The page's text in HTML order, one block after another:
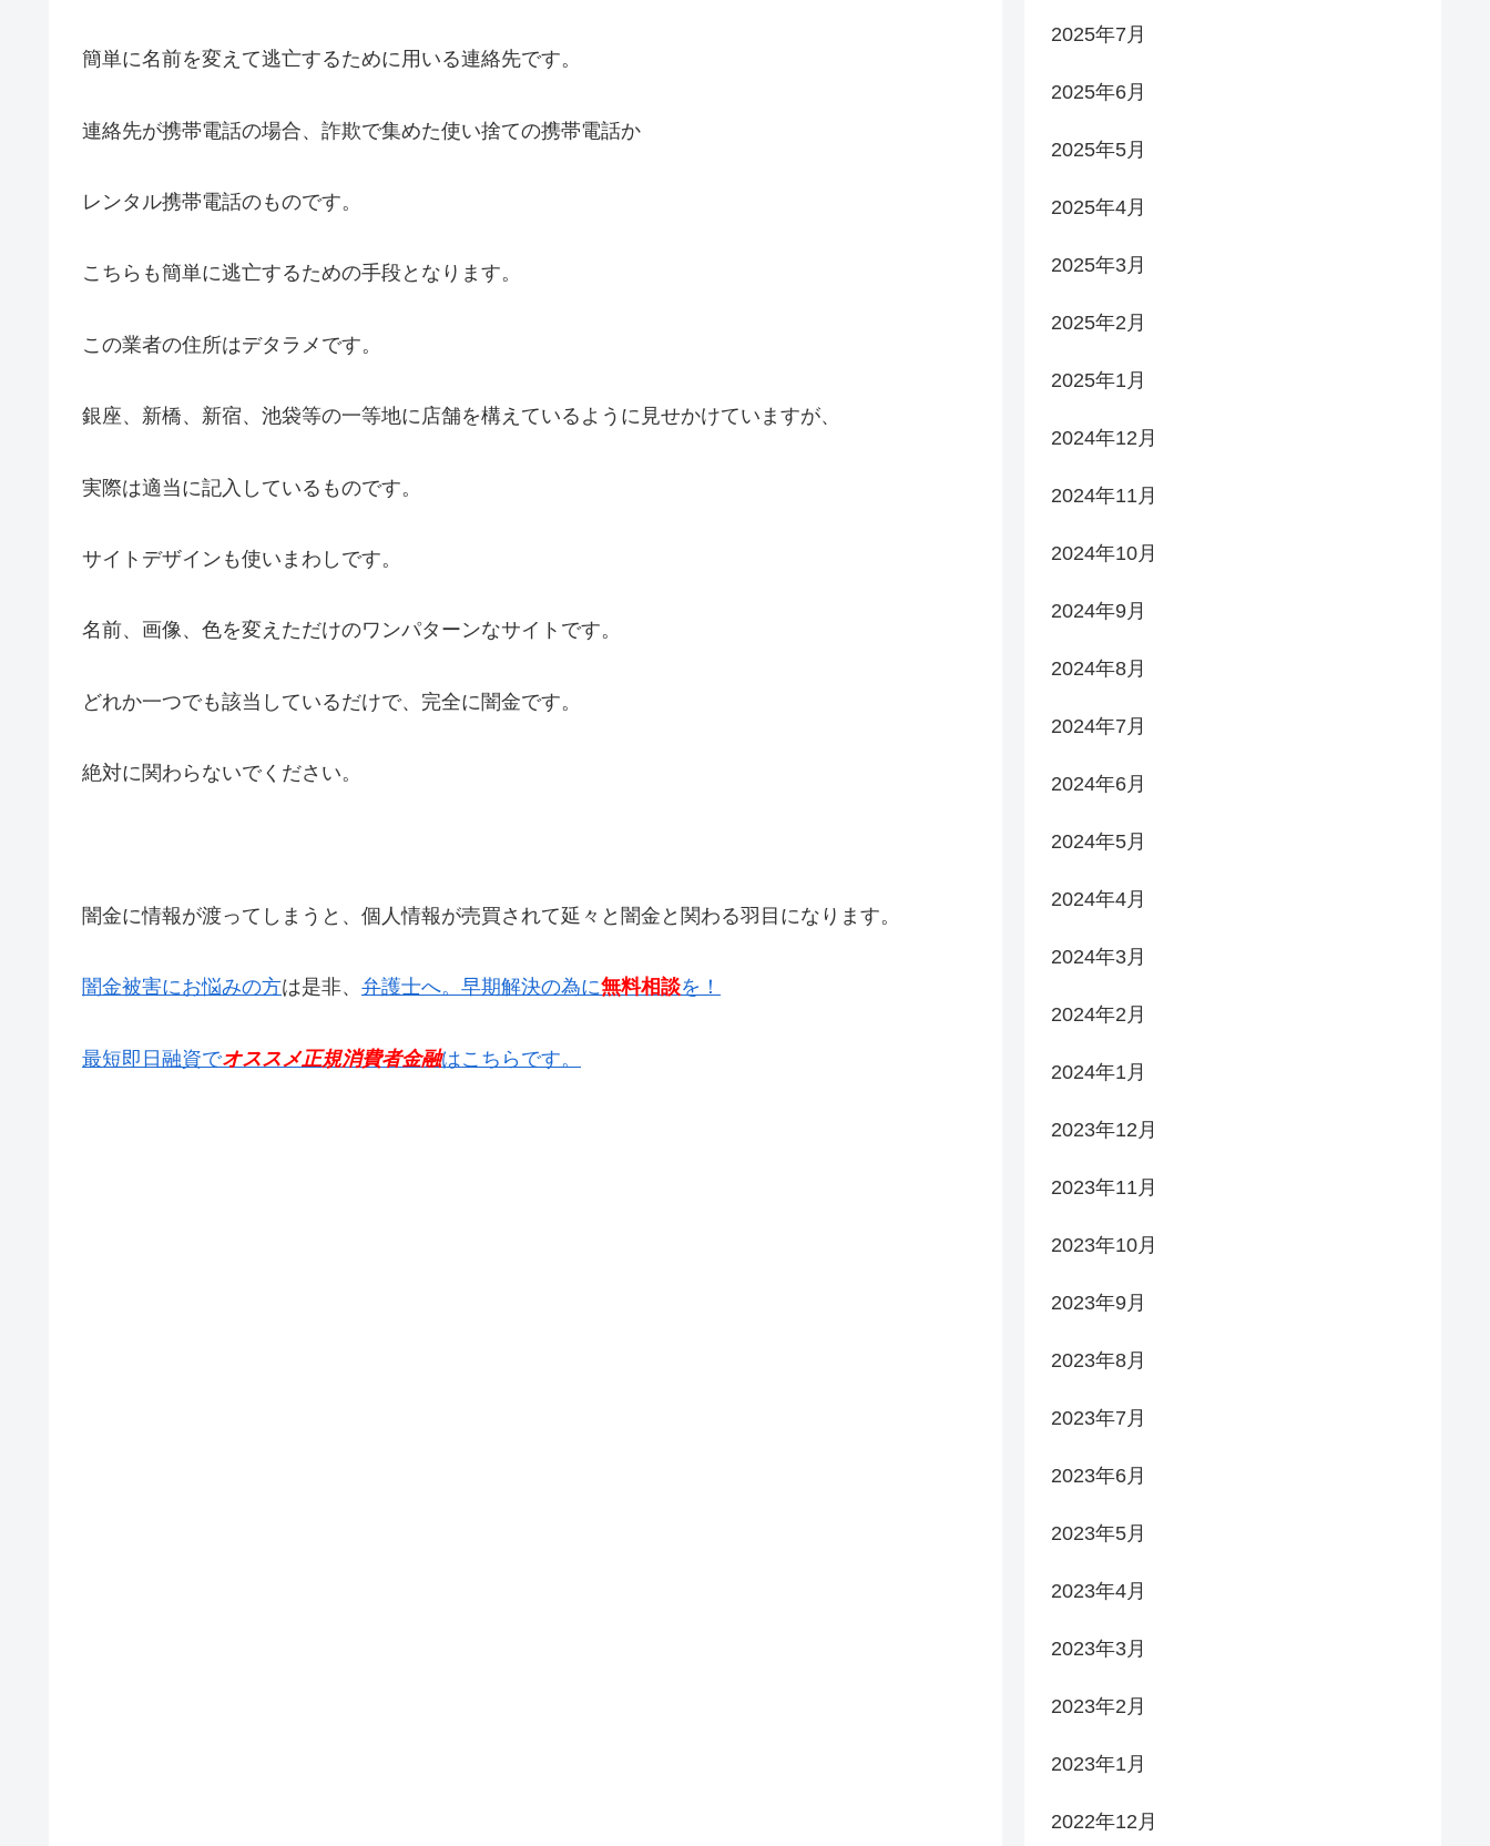
簡単に名前を変えて逃亡するために用いる連絡先です。
連絡先が携帯電話の場合、詐欺で集めた使い捨ての携帯電話か
レンタル携帯電話のものです。
こちらも簡単に逃亡するための手段となります。
この業者の住所はデタラメです。
銀座、新橋、新宿、池袋等の一等地に店舗を構えているように見せかけていますが、
実際は適当に記入しているものです。
サイトデザインも使いまわしです。
名前、画像、色を変えただけのワンパターンなサイトです。
どれか一つでも該当しているだけで、完全に闇金です。
絶対に関わらないでください。
闇金に情報が渡ってしまうと、個人情報が売買されて延々と闇金と関わる羽目になります。
闇金被害にお悩みの方は是非、 弁護士へ。早期解決の為に無料相談を！
最短即日融資でオススメ正規消費者金融はこちらです。
2025年7月
2025年6月
2025年5月
2025年4月
2025年3月
2025年2月
2025年1月
2024年12月
2024年11月
2024年10月
2024年9月
2024年8月
2024年7月
2024年6月
2024年5月
2024年4月
2024年3月
2024年2月
2024年1月
2023年12月
2023年11月
2023年10月
2023年9月
2023年8月
2023年7月
2023年6月
2023年5月
2023年4月
2023年3月
2023年2月
2023年1月
2022年12月